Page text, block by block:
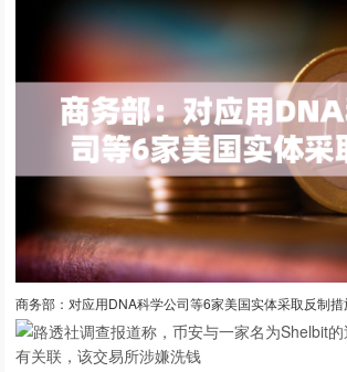
商务部：对应用DNA科学公司等6家美国实体采取反制措